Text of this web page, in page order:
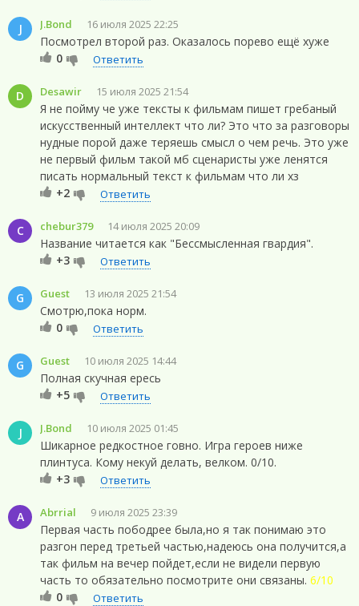
J J.Bond 16 июля 2025 22:25
Посмотрел второй раз. Оказалось порево ещё хуже
0
Ответить
D Desawir 15 июля 2025 21:54
Я не пойму че уже тексты к фильмам пишет гребаный
искусственный интеллект что ли? Это что за разговоры
нудные порой даже теряешь смысл о чем речь. Это уже
не первый фильм такой мб сценаристы уже ленятся
писать нормальный текст к фильмам что ли хз
+2
Ответить
C chebur379 14 июля 2025 20:09
Название читается как "Бессмысленная гвардия".
+3
Ответить
G Guest 13 июля 2025 21:54
Смотрю,пока норм.
0
Ответить
G Guest 10 июля 2025 14:44
Полная скучная ересь
+5
Ответить
J J.Bond 10 июля 2025 01:45
Шикарное редкостное говно. Игра героев ниже
плинтуса. Кому некуй делать, велком. 0/10.
+3
Ответить
A Abrrial 9 июля 2025 23:39
Первая часть пободрее была,но я так понимаю это
разгон перед третьей частью,надеюсь она получится,а
так фильм на вечер пойдет,если не видели первую
часть то обязательно посмотрите они связаны. 6/10
0
Ответить